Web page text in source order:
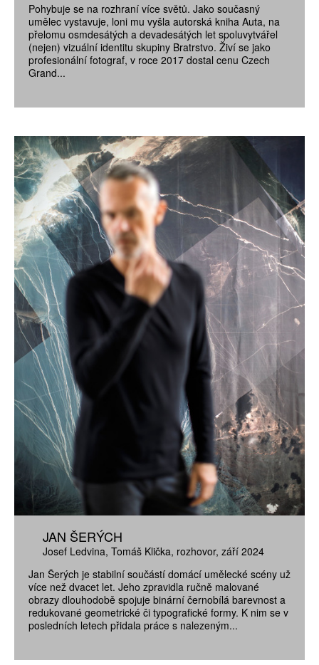
Pohybuje se na rozhraní více světů. Jako současný
umělec vystavuje, loni mu vyšla autorská kniha Auta, na
přelomu osmdesátých a devadesátých let spoluvytvářel
(nejen) vizuální identitu skupiny Bratrstvo. Živí se jako
profesionální fotograf, v roce 2017 dostal cenu Czech
Grand...
JAN ŠERÝCH
Josef Ledvina Tomáš Klička rozhovor září 2024
Jan Šerých je stabilní součástí domácí umělecké scény už
více než dvacet let. Jeho zpravidla ručně malované
obrazy dlouhodobě spojuje binární černobílá barevnost a
redukované geometrické či typografické formy. K nim se v
posledních letech přidala práce s nalezeným...